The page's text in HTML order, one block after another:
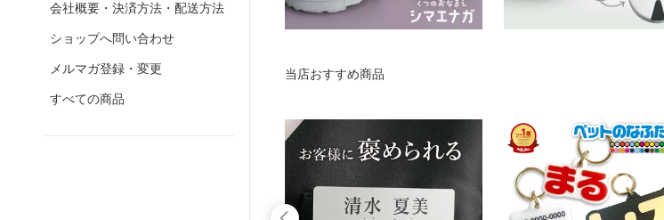
会社概要・決済方法・配送方法
ショップへ問い合わせ
メルマガ登録・変更
すべての商品
当店おすすめ商品